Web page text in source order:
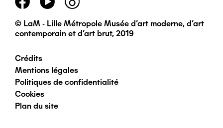
principal
© LaM - Lille Métropole Musée d'art moderne, d'art
contemporain et d'art brut, 2019
Pied
de
page
Crédits
Mentions légales
Politiques de confidentialité
Cookies
Plan du site